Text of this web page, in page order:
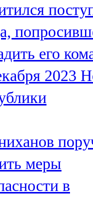
его
2023
меры
в